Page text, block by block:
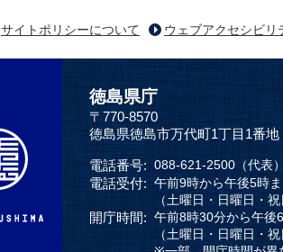
サイトポリシーについて ウェブアクセシビリ
徳島県庁
〒770-8570
徳島県徳島市万代町1丁目1番地
電話番号: 088-621-2500（代表）
電話受付: 午前9時から午後5時
（土曜日・日曜日・
開庁時間: 午前8時30分から午後
（土曜日・日曜日・